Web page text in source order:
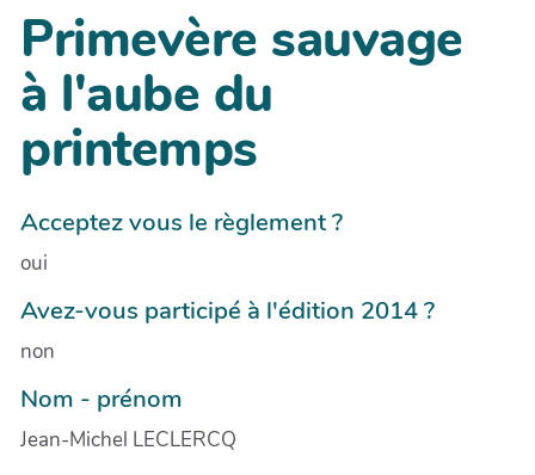
Primevère sauvage
à l'aube du
printemps
Acceptez vous le règlement ?
oui
Avez-vous participé à l'édition 2014 ?
non
Nom - prénom
Jean-Michel LECLERCQ